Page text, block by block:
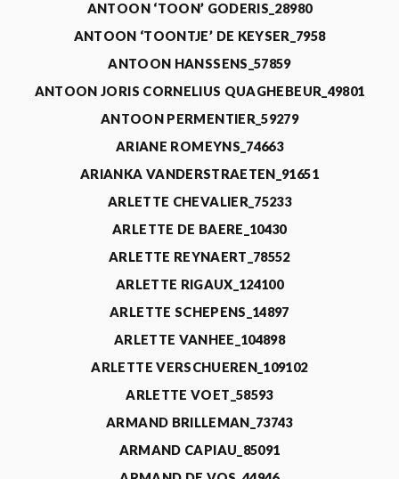
ANTOON ‘TOON’ GODERIS_28980
ANTOON ‘TOONTJE’ DE KEYSER_7958
ANTOON HANSSENS_57859
ANTOON JORIS CORNELIUS QUAGHEBEUR_49801
ANTOON PERMENTIER_59279
ARIANE ROMEYNS_74663
ARIANKA VANDERSTRAETEN_91651
ARLETTE CHEVALIER_75233
ARLETTE DE BAERE_10430
ARLETTE REYNAERT_78552
ARLETTE RIGAUX_124100
ARLETTE SCHEPENS_14897
ARLETTE VANHEE_104898
ARLETTE VERSCHUEREN_109102
ARLETTE VOET_58593
ARMAND BRILLEMAN_73743
ARMAND CAPIAU_85091